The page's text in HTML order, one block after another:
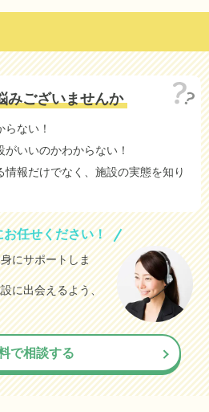
みございませんか
ない！
いいのかわからない！
報だけでなく、施設の実態を知り
お任せください！
にサポートしま
に出会えるよう、
で相談する